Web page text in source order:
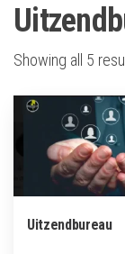
Showing all 5
Uitzendbureau